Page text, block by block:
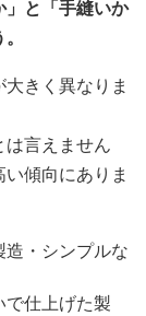
と「手縫いか
きく異なりま
言えません
傾向にありま
造・シンプルな
で仕上げた製